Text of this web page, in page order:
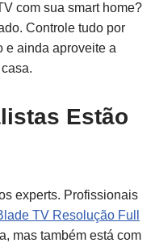
com sua smart home?
Controle tudo por
e ainda aproveite a
Estão
experts. Profissionais
TV Resolução Full
mas também está com